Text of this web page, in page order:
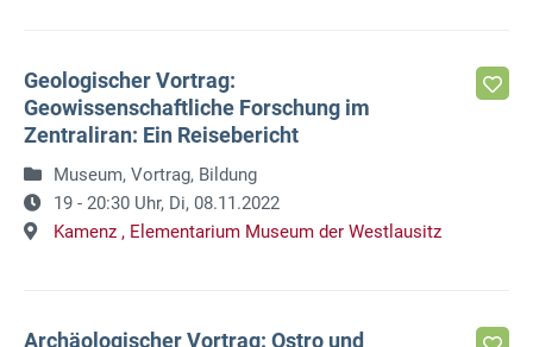
Geologischer Vortrag:
Geowissenschaftliche Forschung im
Zentraliran: Ein Reisebericht
Museum, Vortrag, Bildung
19 - 20:30 Uhr, Di, 08.11.2022
Kamenz , Elementarium Museum der Westlausitz
Archäologischer Vortrag: Ostro und